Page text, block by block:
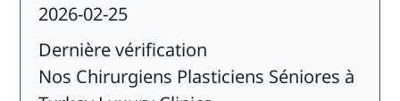
2026-02-25
Dernière vérification
Nos Chirurgiens Plasticiens Séniores à